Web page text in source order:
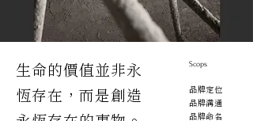
生命的價值並非永
恆存在，而是創造
Scops
品牌定位
品牌溝通
品牌命名